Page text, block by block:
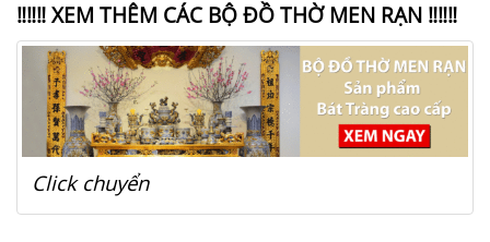
‼‼‼ XEM THÊM CÁC BỘ ĐỒ THỜ MEN RẠN ‼‼‼
Click chuyển